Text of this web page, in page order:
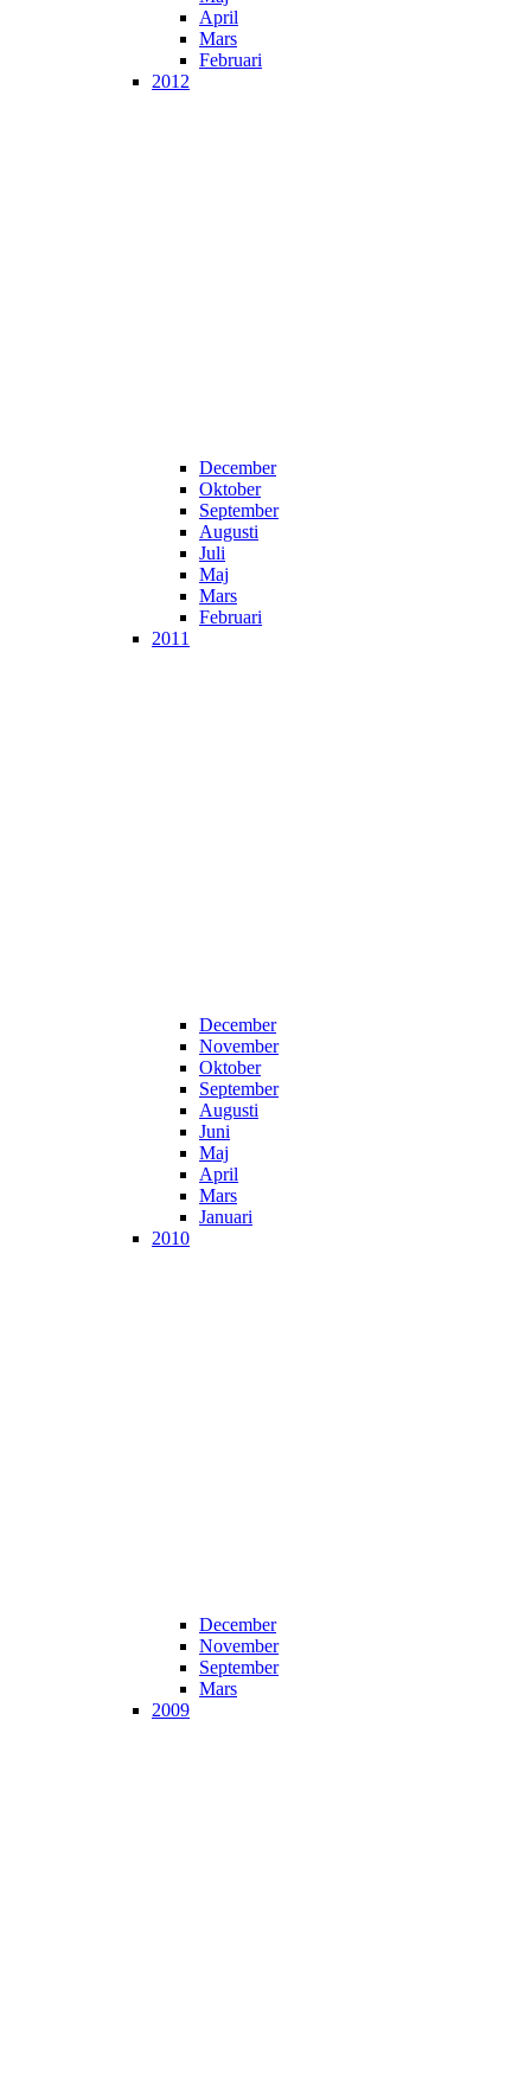
April
Mars
Februari
2012
December
Oktober
September
Augusti
Juli
Maj
Mars
Februari
2011
December
November
Oktober
September
Augusti
Juni
Maj
April
Mars
Januari
2010
December
November
September
Mars
2009